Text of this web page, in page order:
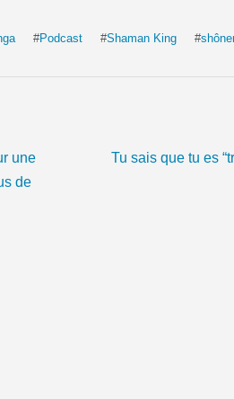
#Podcast #Shaman King #
Tu sais que tu es
une
de